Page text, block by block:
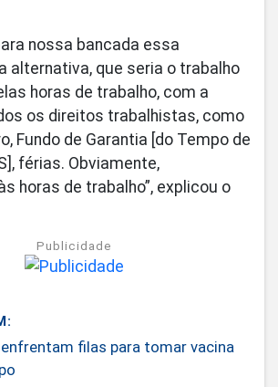
nossa bancada essa
alternativa, que seria o trabalho
horas de trabalho, com a
os direitos trabalhistas, como
Fundo de Garantia [do Tempo de
férias. Obviamente,
horas de trabalho”, explicou o
Publicidade
filas para tomar vacina